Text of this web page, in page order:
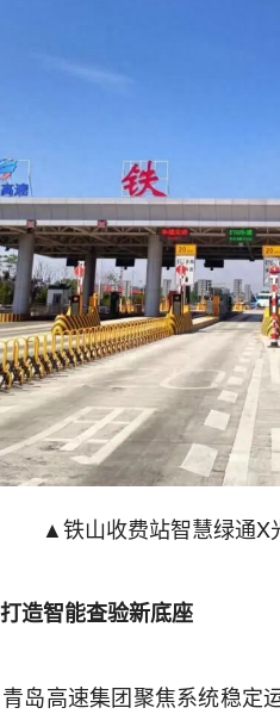
▲铁山收费站智慧绿通X
造智能查验新底座
岛高速集团聚焦系统稳定